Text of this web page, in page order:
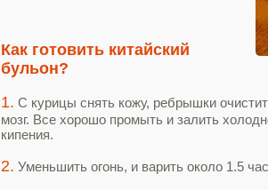
Как готовить китайский
бульон?
1. С курицы снять кожу, ребрышки
мозг. Все хорошо промыть и залить
кипения.
2. Уменьшить огонь, и варить около 1.5